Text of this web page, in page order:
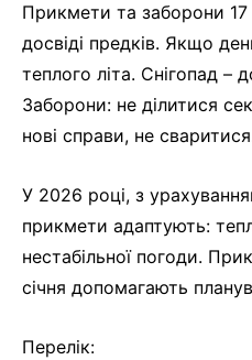
Прикмети та заборони 17
досвіді предків. Якщо
теплого літа. Снігопад
Заборони: не ділитися
нові справи, не
У 2026 році, з
прикмети адаптують:
нестабільної погоди.
січня допомагають
Перелік: